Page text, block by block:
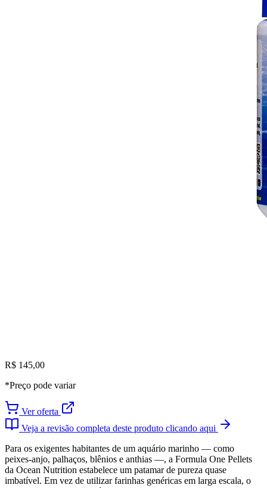
R$ 145,00
*Preço pode variar
Ver oferta
Veja a revisão completa deste produto clicando aqui
Para os exigentes habitantes de um aquário marinho — como
peixes-anjo, palhaços, blênios e anthias —, a Formula One Pellets
da Ocean Nutrition estabelece um patamar de pureza quase
imbatível. Em vez de utilizar farinhas genéricas em larga escala, o